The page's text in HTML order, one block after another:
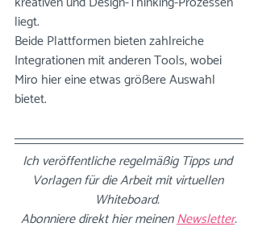
liegt.
Beide Plattformen bieten zahlreiche
Integrationen mit anderen Tools, wobei
Miro hier eine etwas größere Auswahl
bietet.
Ich veröffentliche regelmäßig Tipps und
Vorlagen für die Arbeit mit virtuellen
Whiteboard.
Abonniere direkt hier meinenNewsletter.